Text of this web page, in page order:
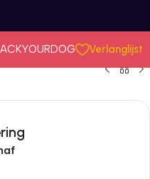
YOURDOG
Verlanglijst